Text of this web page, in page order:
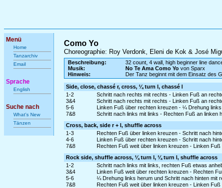
Menü
Home
Tanzarchiv
Email
Sprache
English
Suche nach
What's New
Tänzen
Como Yo
Choreographie: Roy Verdonk, Eleni de Kok & José
Beschreibung:
32 count, 4 wall, high beginner line
Musik:
No Te Ama Como Yovon Sparx
Hinweis:
Der Tanz beginnt mit dem Einsatz des
Side, close, chassé r, cross, ¼ turn l, chassé l
1-2
Schritt nach rechts mit rechts - Linken Fuß an
3&4
Schritt nach rechts mit rechts - Linken Fuß an
5-6
Linken Fuß über rechten kreuzen - ¼ Drehung
7&8
Schritt nach links mit links - Rechten Fuß an linken
Cross, back, side r + l, shuffle across
1-3
Rechten Fuß über linken kreuzen - Schritt nach
4-6
Linken Fuß über rechten kreuzen - Schritt nach
7&8
Rechten Fuß weit über linken kreuzen - Linken
Rock side, shuffle across, ¼ turn l, ¼ turn l, shuffle across
1-2
Schritt nach links mit links, rechten Fuß etwas
3&4
Linken Fuß weit über rechten kreuzen - Rechten
5-6
¼ Drehung links herum und Schritt nach hinten mit
7&8
Rechten Fuß weit über linken kreuzen - Linken